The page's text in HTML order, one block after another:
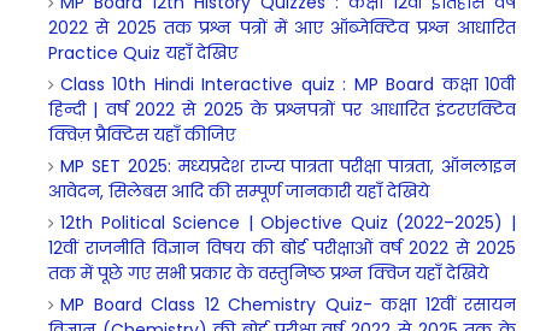
2022 से 2025 तक प्रश्न पत्रों में आए ऑब्जेक्टिव प्रश्न आधारित
Practice Quiz यहाँ देखिए
Class 10th Hindi Interactive quiz : MP Board कक्षा 10वीं
हिन्दी | वर्ष 2022 से 2025 के प्रश्नपत्रों पर आधारित इंटरएक्टिव
क्विज़ प्रैक्टिस यहाँ कीजिए
MP SET 2025: मध्यप्रदेश राज्य पात्रता परीक्षा पात्रता, ऑनलाइन
आवेदन, सिलेबस आदि की सम्पूर्ण जानकारी यहाँ देखिये
12th Political Science | Objective Quiz (2022–2025) |
12वीं राजनीति विज्ञान विषय की बोर्ड परीक्षाओं वर्ष 2022 से 2025
तक में पूछे गए सभी प्रकार के वस्तुनिष्ठ प्रश्न क्विज यहाँ देखिये
MP Board Class 12 Chemistry Quiz- कक्षा 12वीं रसायन